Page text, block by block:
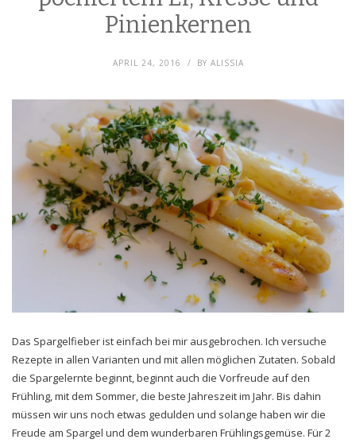
Pinienkernen
APRIL 24, 2016 BY ALISSIA
Das Spargelfieber ist einfach bei mir ausgebrochen. Ich versuche
Rezepte in allen Varianten und mit allen möglichen Zutaten. Sobald
die Spargelernte beginnt, beginnt auch die Vorfreude auf den
Frühling, mit dem Sommer, die beste Jahreszeit im Jahr. Bis dahin
müssen wir uns noch etwas gedulden und solange haben wir die
Freude am Spargel und dem wunderbaren Frühlingsgemüse. Für 2